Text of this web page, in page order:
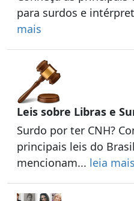
para surdos e
mais
Leis sobre Libras e
Surdo por ter CNH?
principais leis do
mencionam... leia mais